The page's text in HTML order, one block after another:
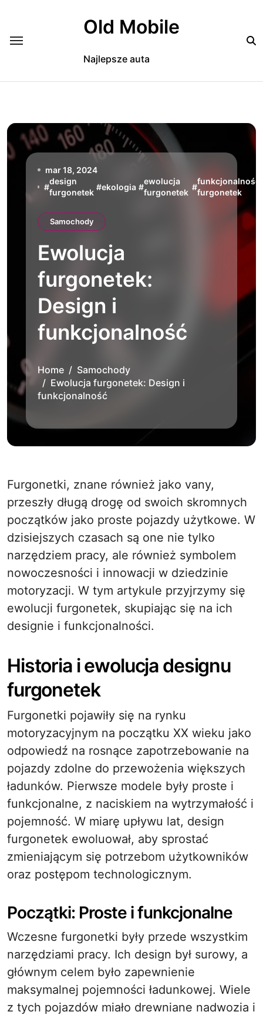
Old Mobile
Najlepsze auta
mar 18, 2024
#
design
furgonetek
#ekologia #
ewolucja
furgonetek
#
funkcjonalność
furgonetek
Samochody
Ewolucja
furgonetek:
Design i
funkcjonalność
Home
Samochody
Ewolucja furgonetek: Design i
funkcjonalność
Furgonetki, znane również jako vany,
przeszły długą drogę od swoich skromnych
początków jako proste pojazdy użytkowe. W
dzisiejszych czasach są one nie tylko
narzędziem pracy, ale również symbolem
nowoczesności i innowacji w dziedzinie
motoryzacji. W tym artykule przyjrzymy się
ewolucji furgonetek, skupiając się na ich
designie i funkcjonalności.
Historia i ewolucja designu
furgonetek
Furgonetki pojawiły się na rynku
motoryzacyjnym na początku XX wieku jako
odpowiedź na rosnące zapotrzebowanie na
pojazdy zdolne do przewożenia większych
ładunków. Pierwsze modele były proste i
funkcjonalne, z naciskiem na wytrzymałość i
pojemność. W miarę upływu lat, design
furgonetek ewoluował, aby sprostać
zmieniającym się potrzebom użytkowników
oraz postępom technologicznym.
Początki: Proste i funkcjonalne
Wczesne furgonetki były przede wszystkim
narzędziami pracy. Ich design był surowy, a
głównym celem było zapewnienie
maksymalnej pojemności ładunkowej. Wiele
z tych pojazdów miało drewniane nadwozia i